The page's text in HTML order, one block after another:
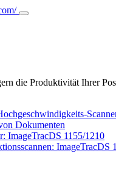
die Produktivität Ihrer
Dokumenten
ImageTracDS 1155/1210
ImageTracDS